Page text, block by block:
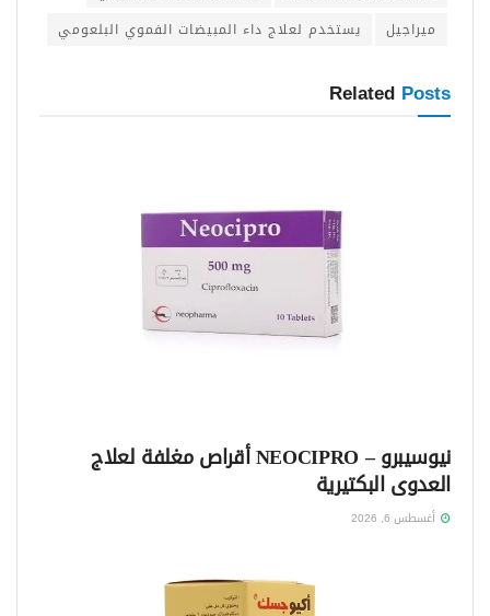
ميراجيل
يستخدم لعلاج داء المبيضات الفموي البلعومي
Related Posts
نيوسيبرو – NEOCIPRO أقراص مغلفة لعلاج
العدوى البكتيرية
أغسطس 6, 2026